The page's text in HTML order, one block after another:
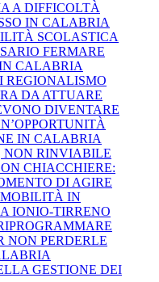
A DIFFICOLTÀ
IN CALABRIA
SCOLASTICA
FERMARE
CALABRIA
REGIONALISMO
DA ATTUARE
DIVENTARE
IN CALABRIA
NON RINVIABILE
CHIACCHIERE:
DI AGIRE
IN
IONIO-TIRRENO
NON PERDERLE
GESTIONE DEI